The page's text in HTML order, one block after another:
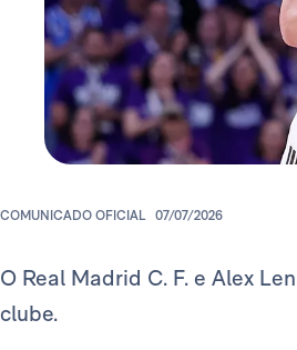
COMUNICADO OFICIAL 07/07/2026
O Real Madrid C. F. e Alex
clube.